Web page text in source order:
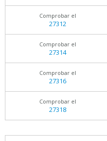
Comprobar el
27312
Comprobar el
27314
Comprobar el
27316
Comprobar el
27318